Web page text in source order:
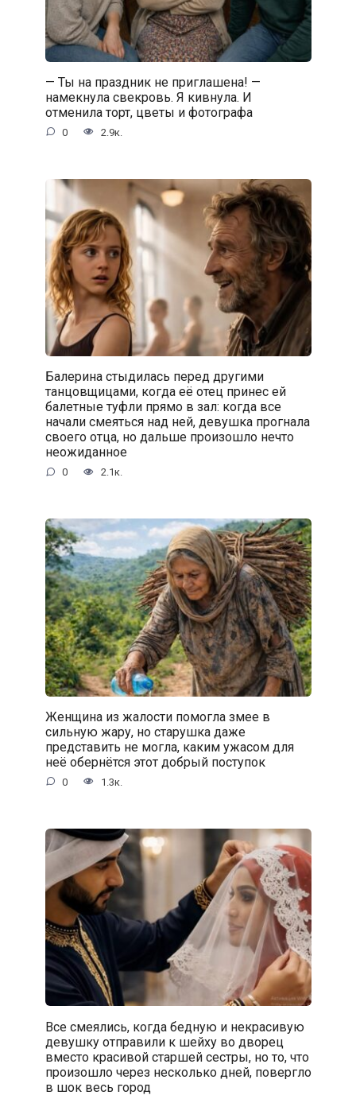
— Ты на праздник не приглашена! —
намекнула свекровь. Я кивнула. И
отменила торт, цветы и фотографа
0 2.9к.
Балерина стыдилась перед другими
танцовщицами, когда её отец принес ей
балетные туфли прямо в зал: когда все
начали смеяться над ней, девушка прогнала
своего отца, но дальше произошло нечто
неожиданное
0 2.1к.
Женщина из жалости помогла змее в
сильную жару, но старушка даже
представить не могла, каким ужасом для
неё обернётся этот добрый поступок
0 1.3к.
Все смеялись, когда бедную и некрасивую
девушку отправили к шейху во дворец
вместо красивой старшей сестры, но то, что
произошло через несколько дней, повергло
в шок весь город